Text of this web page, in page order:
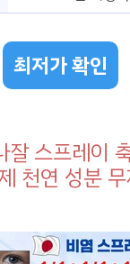
최저가 확인
잘 스프레이
천연 성분